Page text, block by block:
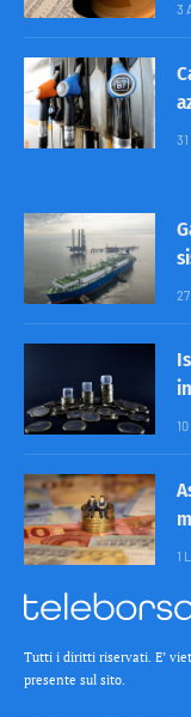
3
1
Tutti i diritti riservati. E’
presente sul sito.